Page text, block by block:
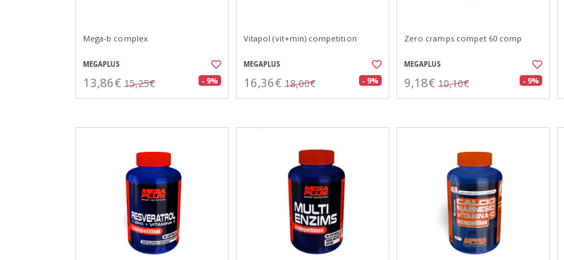
Mega-b complex
MEGAPLUS
13,86€ 15,25€ - 9%
Vitapol (vit+min) competition
MEGAPLUS
16,36€ 18,00€ - 9%
Zero cramps compet 60 comp
MEGAPLUS
9,18€ 10,10€ - 9%